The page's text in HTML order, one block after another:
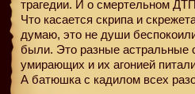
трагедии. И о смертельном
Что касается скрипа и
думаю, это не души
были. Это разные астральные
умирающих и их агонией
А батюшка с кадилом всех